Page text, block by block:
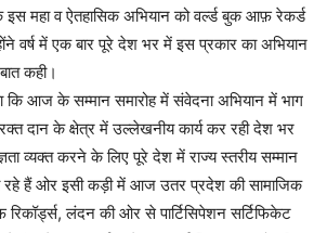
इस महा व ऐतहासिक अभियान को वर्ल्ड बुक आफ़ रेकर्ड
वर्ष में एक बार पूरे देश भर में इस प्रकार का अभियान
कही।
कि आज के सम्मान समारोह में संवेदना अभियान में भाग
दान के क्षेत्र में उल्लेखनीय कार्य कर रही देश भर
व्यक्त करने के लिए पूरे देश में राज्य स्तरीय सम्मान
रहे हैं ओर इसी कड़ी में आज उतर प्रदेश की सामाजिक
लंदन की ओर से पार्टिसिपेशन सर्टिफिकेट